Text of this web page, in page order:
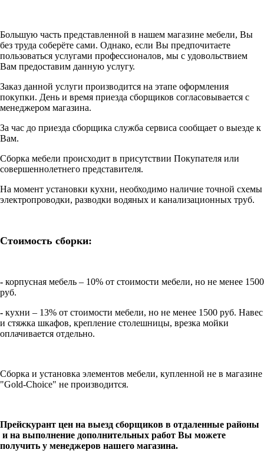
Большую часть представленной в нашем магазине мебели, Вы
без труда соберёте сами. Однако, если Вы предпочитаете
пользоваться услугами профессионалов, мы с удовольствием
Вам предоставим данную услугу.
Заказ данной услуги производится на этапе оформления
покупки. День и время приезда сборщиков согласовывается с
менеджером магазина.
За час до приезда сборщика служба сервиса сообщает о выезде к
Вам.
Сборка мебели происходит в присутствии Покупателя или
совершеннолетнего представителя.
На момент установки кухни, необходимо наличие точной схемы
электропроводки, разводки водяных и канализационных труб.
Стоимость сборки:
- корпусная мебель – 10% от стоимости мебели, но не менее 1500
руб.
- кухни – 13% от стоимости мебели, но не менее 1500 руб. Навес
и стяжка шкафов, крепление столешницы, врезка мойки
оплачивается отдельно.
Сборка и установка элементов мебели, купленной не в магазине
"Gold-Choice" не производится.
Прейскурант цен на выезд сборщиков в отдаленные районы
и на выполнение дополнительных работ Вы можете
получить у менеджеров нашего магазина.